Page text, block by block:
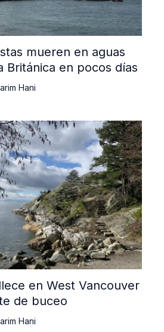
mueren en aguas
Británica en pocos días
Hani
en West Vancouver
de buceo
Hani